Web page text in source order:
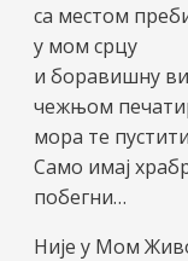
са местом
у мом срцу
и боравишну
чежњом
мора те пустити
Само имај
побегни…
Није у Мом